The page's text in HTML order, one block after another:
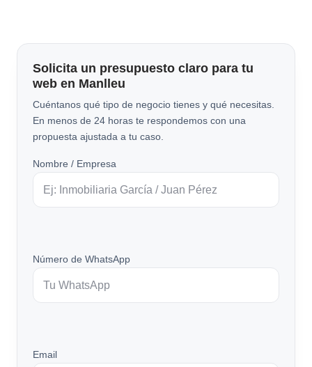
Solicita un presupuesto claro para tu
web en Manlleu
Cuéntanos qué tipo de negocio tienes y qué necesitas.
En menos de 24 horas te respondemos con una
propuesta ajustada a tu caso.
Nombre / Empresa
Número de WhatsApp
Email